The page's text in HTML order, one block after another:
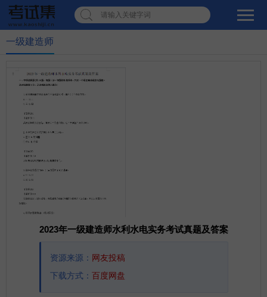
请输入关键字词
一级建造师
2023年一级建造师水利水电实务考试真题及答案
资源来源： 网友投稿
下载方式： 百度网盘